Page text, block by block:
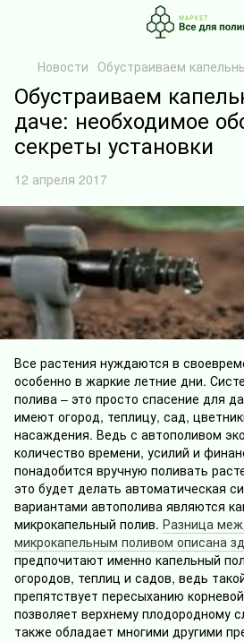
Новости Обустраиваем
Обустраиваем
даче: необходимое
секреты установки
12 апреля 2017
Все растения нуждаются в
особенно в жаркие летние дни.
полива – это просто спасение для
имеют огород, теплицу, сад,
насаждения. Ведь с автополивом
количество времени, усилий и
понадобится вручную поливать
это будет делать автоматическая
вариантами автополива являются
микрокапельный полив. Разница
микрокапельным поливом описана
предпочитают именно капельный
огородов, теплиц и садов, ведь
препятствует пересыханию
позволяет верхнему плодородному
также обладает многими другими